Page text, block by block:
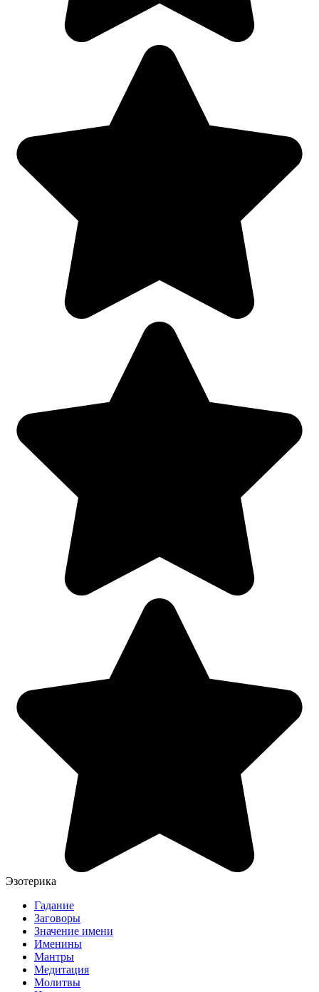
Эзотерика
Гадание
Заговоры
Значение имени
Именины
Мантры
Медитация
Молитвы